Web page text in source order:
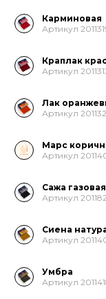
Карминовая
Артикул
Краплак
Артикул
Лак
Артикул
Марс
Артикул
Сажа
Артикул
Сиена
Артикул
Умбра
Артикул